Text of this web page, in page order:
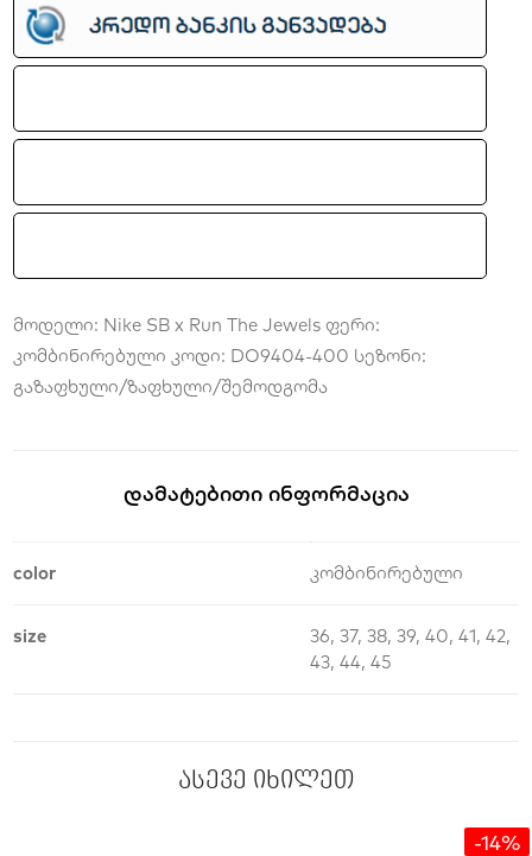
quantity
მოდელი: Nike SB x Run The Jewels ფერი:
კომბინირებული კოდი: DO9404-400 სეზონი:
გაზაფხული/ზაფხული/შემოდგომა
Დამატებითი Ინფორმაცია
color კომბინირებული
size
36, 37, 38, 39, 40, 41, 42,
43, 44, 45
ასევე იხილეთ
-14%